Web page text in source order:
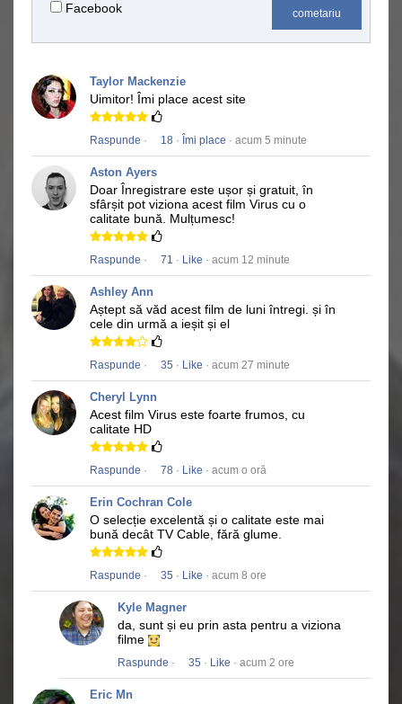
Facebook cometariu
Taylor Mackenzie
Uimitor! Îmi place acest site
Raspunde · 18 · Îmi place · acum 5 minute
Aston Ayers
Doar Înregistrare este ușor și gratuit, în
sfârșit pot viziona acest film Virus cu o
calitate bună. Mulțumesc!
Raspunde · 71 · Like · acum 12 minute
Ashley Ann
Aștept să văd acest film de luni întregi. și în
cele din urmă a ieșit și el
Raspunde · 35 · Like · acum 27 minute
Cheryl Lynn
Acest film Virus este foarte frumos, cu
calitate HD
Raspunde · 78 · Like · acum o oră
Erin Cochran Cole
O selecție excelentă și o calitate este mai
bună decât TV Cable, fără glume.
Raspunde · 35 · Like · acum 8 ore
Kyle Magner
da, sunt și eu prin asta pentru a viziona
filme
Raspunde · 35 · Like · acum 2 ore
Eric Mn